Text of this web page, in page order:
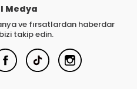
Medya
ve fırsatlardan haberdar
takip edin.